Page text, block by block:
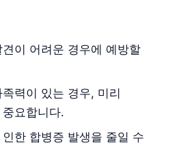
이 어려운 경우에 예방할
력이 있는 경우, 미리
요합니다.
한 합병증 발생을 줄일 수